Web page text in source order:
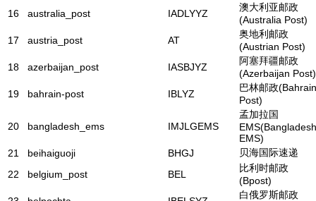
16
australia_post IADLYYZ
澳大利亚邮政
(Australia Post)
17
austria_post AT
奥地利邮政
(Austrian Post)
18
azerbaijan_post IASBJYZ
阿塞拜疆邮政
(Azerbaijan Post)
19
bahrain-post IBLYZ
巴林邮政(Bahrain
Post)
20 bangladesh_ems IMJLGEMS
孟加拉国
EMS(Bangladesh
EMS)
21
beihaiguoji BHGJ
贝海国际速递
22
belgium_post BEL
比利时邮政
(Bpost)
白俄罗斯邮政